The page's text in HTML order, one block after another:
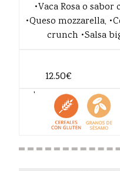
•Vaca Rosa o
•Queso mozzarella,
crunch •Salsa
12.50€
'